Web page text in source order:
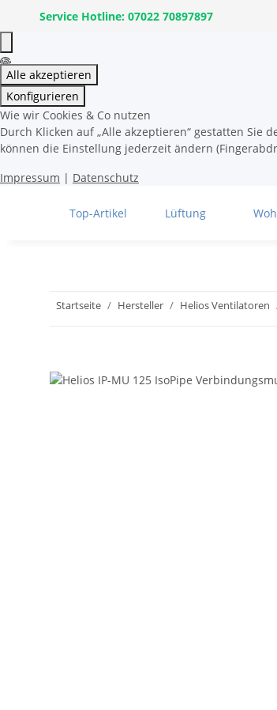
Service Hotline: 07022 70897897
Alle akzeptieren
Konfigurieren
Wie wir Cookies & Co nutzen
Durch Klicken auf „Alle akzeptieren“ gestatten Sie
können die Einstellung jederzeit ändern
Impressum | Datenschutz
Top-Artikel Lüftung
Startseite Hersteller Helios Ventilatoren